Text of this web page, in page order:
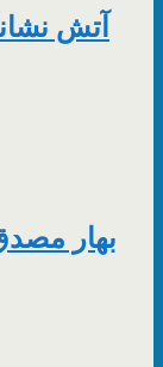
آتش
بهار